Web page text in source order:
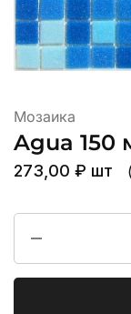
Мозаика
Agua 150
273,00 ₽ шт